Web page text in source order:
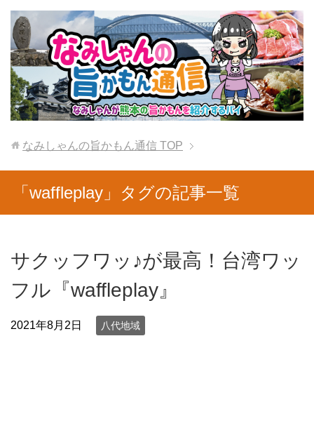
なみしゃんの旨かもん通信 TOP
「waffleplay」タグの記事一覧
サクッフワッ♪が最高！台湾ワッ
フル『waffleplay』
2021年8月2日 八代地域